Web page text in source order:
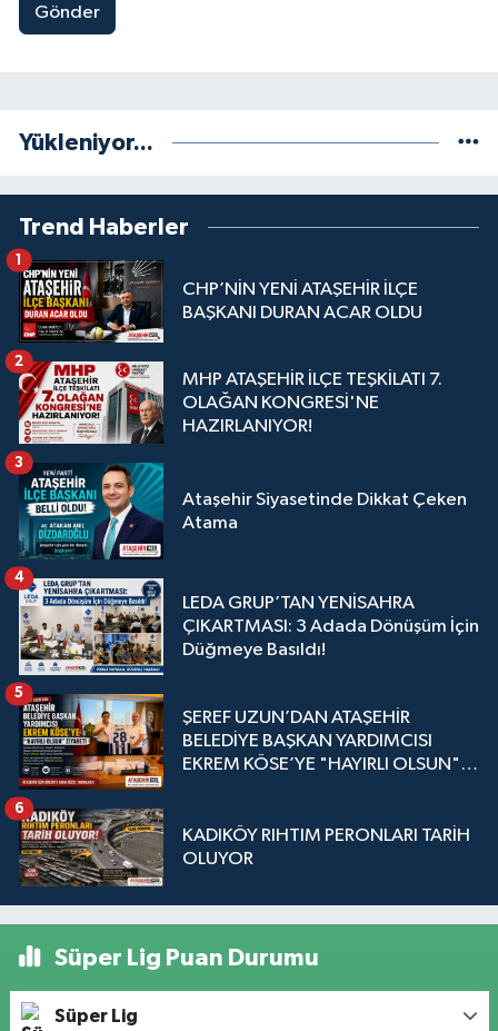
Gönder
Yükleniyor...
Trend Haberler
CHP’NİN YENİ ATAŞEHİR İLÇE
BAŞKANI DURAN ACAR OLDU
1
MHP ATAŞEHİR İLÇE TEŞKİLATI 7.
OLAĞAN KONGRESİ'NE
HAZIRLANIYOR!
2
Ataşehir Siyasetinde Dikkat Çeken
Atama
3
LEDA GRUP’TAN YENİSAHRA
ÇIKARTMASI: 3 Adada Dönüşüm İçin
Düğmeye Basıldı!
4
ŞEREF UZUN’DAN ATAŞEHİR
BELEDİYE BAŞKAN YARDIMCISI
EKREM KÖSE’YE "HAYIRLI OLSUN"
5
KADIKÖY RIHTIM PERONLARI TARİH
OLUYOR
6
Süper Lig Puan Durumu
Süper Lig